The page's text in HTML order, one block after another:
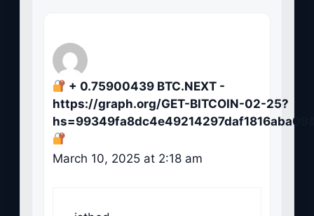
+ 0.75900439 BTC.NEXT -
https://graph.org/GET-BITCOIN-02-25?
March 10, 2025 at 2:18 am